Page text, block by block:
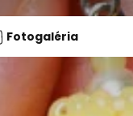
Fotogaléria